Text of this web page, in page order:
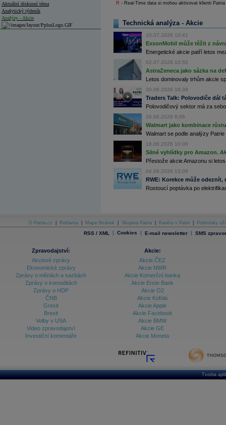
Aktuální diskusní téma
Analytický týdeník
Analýzy - Akcie
Archiv analýz - Makroukazatele
Cenový kalkulátor
Ceny průmyslových výrobců - Data a prognózy
Ceny průmyslových výrobců - Graf (ČR)
Ceny průmyslových výrobců - Kalendář (ČR)
Ceny průmyslových výrobců - Zpravodajství
CORPORATE WEB SOLUTION
Databanka - Ceny
Databanka - Ekonomický růst
R - Real-Time data si mohou aktivovat klienti
Technická analýza - Akcie
10.07.2026 10:41
ExxonMobil může těžit z
Energetické akcie patří letos
02.07.2026 10:55
AstraZeneca jako sázka na
Letos dominovaly trhům akcie
30.06.2026 16:39
Traders Talk: Polovodiče dál
Polovodičový sektor má za
26.06.2026 6:06
Walmart jako kombinace
Walmart se podle analýzy
18.06.2026 10:00
Silné vyhlídky pro Amazon.
Přestože akcie Amazonu si
04.06.2026 13:06
RWE: Korekce může
Rostoucí poptávka po
O Patria.cz Reklama Mapa Stránek Skupina Patria Kariéra v Patrii Podmínky
RSS / XML | Cookies | E-mail newsletter | SMS
Zpravodajství:
Akciové zprávy
Ekonomické zprávy
Zprávy o měnách a sazbách
Zprávy o komoditách
Zprávy o HDP
ČNB
Grexit
Brexit
Volby v USA
Video zpravodajství
Investiční komentáře
Akcie:
Akcie ČEZ
Akcie NWR
Akcie Komerční banka
Akcie Erste Bank
Akcie O2
Akcie Kofola
Akcie Apple
Akcie Facebook
Akcie BMW
Akcie GE
Akcie Moneta
Tvorba